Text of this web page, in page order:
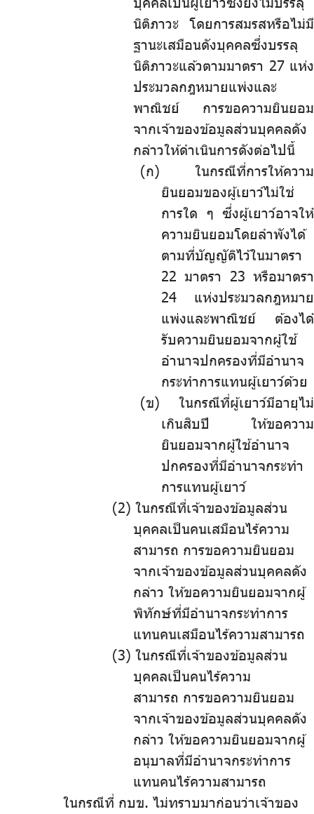
นิติภาวะ โดยการสมรสหรือไม่มี
ฐานะเสมือนดังบุคคลซึ่งบรรลุ
นิติภาวะแล้วตามมาตรา 27 แห่ง
ประมวลกฎหมายแพ่งและ
พาณิชย์ การขอความยินยอม
จากเจ้าของข้อมูลส่วนบุคคลดัง
กล่าวให้ดำเนินการดังต่อไปนี้
(ก) ในกรณีที่การให้ความ
ยินยอมของผู้เยาว์ไม่ใช่
การใด ๆ ซึ่งผู้เยาว์อาจให้
ความยินยอมโดยลำพังได้
ตามที่บัญญัติไว้ในมาตรา
22 มาตรา 23 หรือมาตรา
24 แห่งประมวลกฎหมาย
แพ่งและพาณิชย์ ต้องได้
รับความยินยอมจากผู้ใช้
อำนาจปกครองที่มีอำนาจ
กระทำการแทนผู้เยาว์ด้วย
(ข) ในกรณีที่ผู้เยาว์มีอายุไม่
เกินสิบปี ให้ขอความ
ยินยอมจากผู้ใช้อำนาจ
ปกครองที่มีอำนาจกระทำ
การแทนผู้เยาว์
ในกรณีที่เจ้าของข้อมูลส่วน
บุคคลเป็นคนเสมือนไร้ความ
สามารถ การขอความยินยอม
จากเจ้าของข้อมูลส่วนบุคคลดัง
กล่าว ให้ขอความยินยอมจากผู้
พิทักษ์ที่มีอำนาจกระทำการ
แทนคนเสมือนไร้ความสามารถ
ในกรณีที่เจ้าของข้อมูลส่วน
บุคคลเป็นคนไร้ความ
สามารถ การขอความยินยอม
จากเจ้าของข้อมูลส่วนบุคคลดัง
กล่าว ให้ขอความยินยอมจากผู้
อนุบาลที่มีอำนาจกระทำการ
แทนคนไร้ความสามารถ
ในกรณีที่ กบข. ไม่ทราบมาก่อนว่าเจ้าของ